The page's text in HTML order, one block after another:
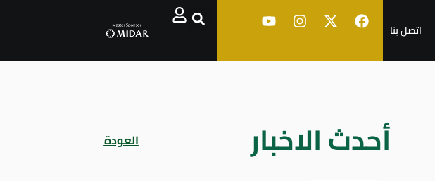
اتصل بنا
أحدث الاخبار العودة